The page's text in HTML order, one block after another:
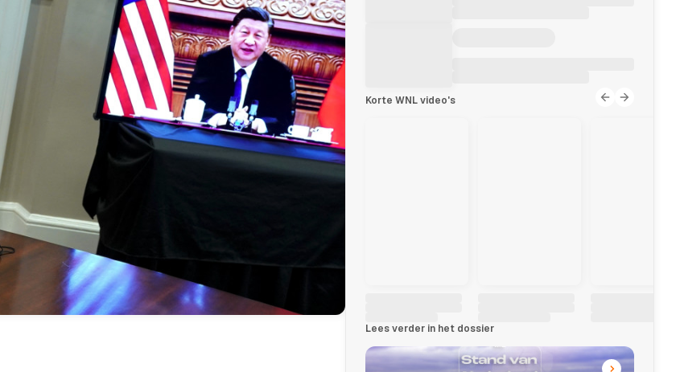
Korte WNL video's
Lees verder in het dossier